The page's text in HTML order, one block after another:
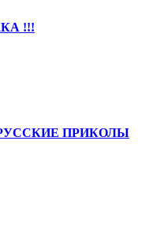
!!!
ПРИКОЛЫ